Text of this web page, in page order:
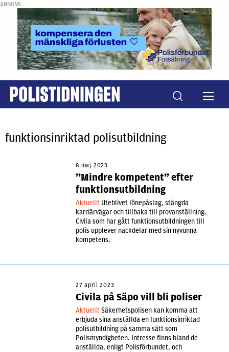
ANNONS
funktionsinriktad polisutbildning
8 maj 2023
”Mindre kompetent” efter
funktionsutbildning
Aktuellt Uteblivet lönepåslag, stängda
karriärvägar och tillbaka till provanställning.
Civila som har gått funktionsutbildningen till
polis upplever nackdelar med sin nyvunna
kompetens.
27 april 2023
Civila på Säpo vill bli poliser
Aktuellt Säkerhetspolisen kan komma att
erbjuda sina anställda en funktionsinriktad
polisutbildning på samma sätt som
Polismyndigheten. Intresse finns bland de
anställda, enligt Polisförbundet, och